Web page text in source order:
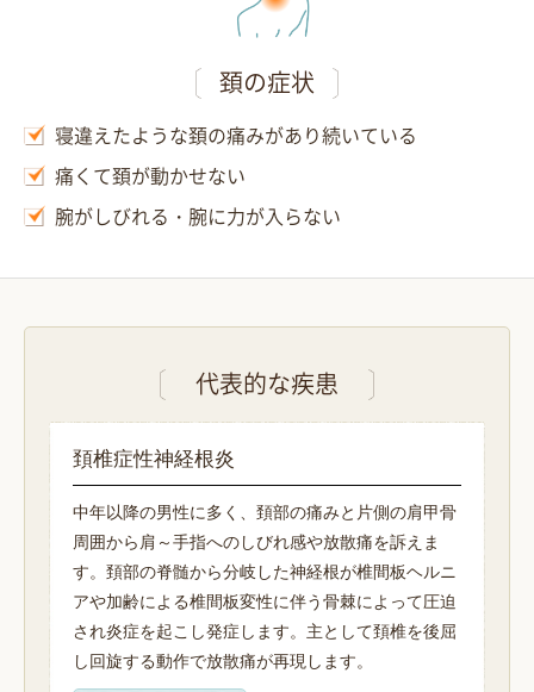
頚の症状
寝違えたような頚の痛みがあり続いている
痛くて頚が動かせない
腕がしびれる・腕に力が入らない
代表的な疾患
頚椎症性神経根炎
中年以降の男性に多く、頚部の痛みと片側の肩甲骨
周囲から肩～手指へのしびれ感や放散痛を訴えま
す。頚部の脊髄から分岐した神経根が椎間板ヘルニ
アや加齢による椎間板変性に伴う骨棘によって圧迫
され炎症を起こし発症します。主として頚椎を後屈
し回旋する動作で放散痛が再現します。